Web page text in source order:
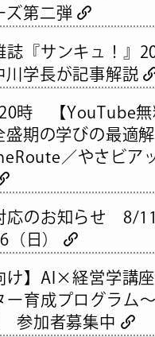
ズ第二弾
誌『サンキュ！』
川学長が記事解説
時 【YouTube無
期の学びの最適
／やさビア
応のお知らせ 8/11
（日）
け】AI×経営学講
ー育成プログラム
参加者募集中